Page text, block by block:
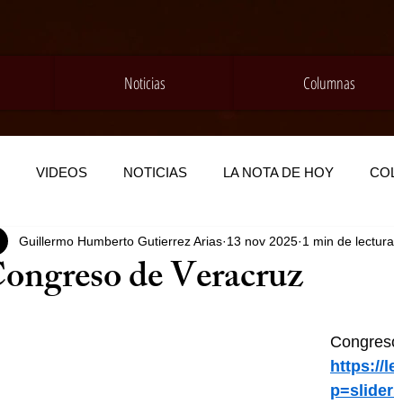
Noticias Columnas
VIDEOS NOTICIAS LA NOTA DE HOY
de Veracruz
Guillermo Humberto Gutierrez Arias 13 nov 2025 1 min de lectura
https://